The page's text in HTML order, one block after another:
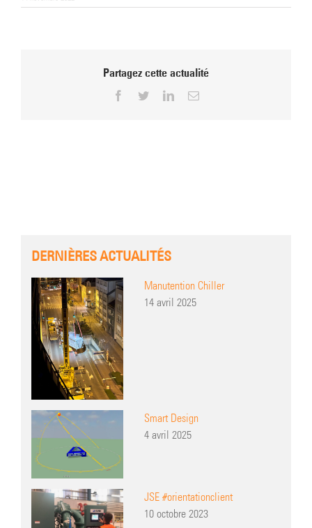
Partagez cette actualité
Facebook
TwitterLinkedInEmail
DERNIÈRES ACTUALITÉS
Manutention Chiller
14 avril 2025
Smart Design
4 avril 2025
JSE #orientationclient
10 octobre 2023